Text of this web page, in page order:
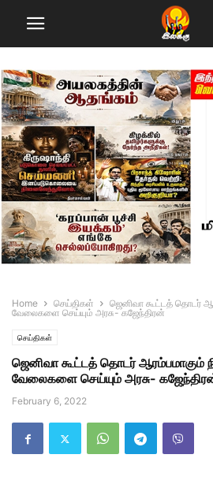
Home செய்திகள்
ஜெனிவா கூட்டத் தொடர்
வேலைகளை செய்யும் அரசு- கஜேந்திரன்
செய்திகள்
ஜெனிவா கூட்டத் தொடர் ஆரம்பமாகும்
வேலைகளை செய்யும் அரசு-
February 6, 2022